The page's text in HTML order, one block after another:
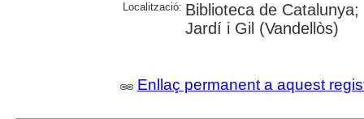
Localització: Biblioteca de
Jardí i Gil (Vandellòs)
Enllaç permanent a aquest